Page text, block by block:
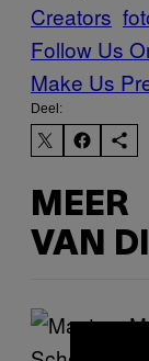
Creators
Follow Us
Make Us
Deel:
MEER
VAN